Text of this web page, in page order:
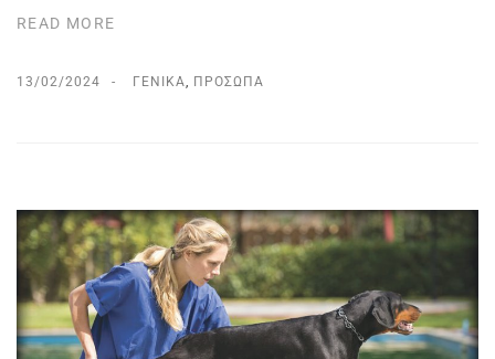
READ MORE
13/02/2024 ΓΕΝΙΚΆ, ΠΡΌΣΩΠΑ